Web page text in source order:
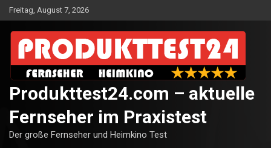
Skip
to
content
Freitag, August 7, 2026
Produkttest24.com – aktuelle
Fernseher im Praxistest
Der große Fernseher und Heimkino Test